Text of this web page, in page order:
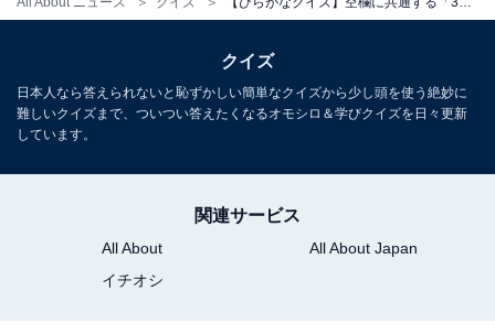
クイズ
日本人なら答えられないと恥ずかしい簡単なクイズから少し頭を使う絶妙に
難しいクイズまで、ついつい答えたくなるオモシロ＆学びクイズを日々更新
しています。
関連サービス
All About
All About Japan
イチオシ